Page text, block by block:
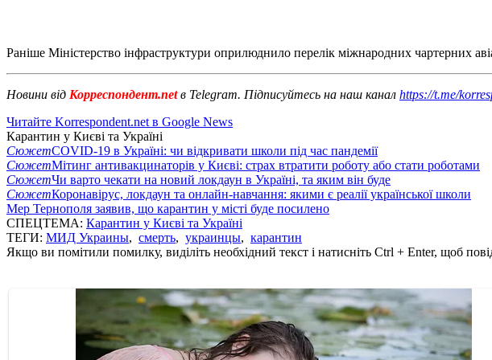
Раніше Міністерство інфраструктури оприлюднило перелік міжнародних чартерних
Новини від Корреспондент.netв Telegram. Підписуйтесь на наш канал https://t.me/
Читайте Korrespondent.net в Google News
Карантин у Києві та Україні
СюжетCOVID-19 в Україні: чи відкривати школи під час пандемії
СюжетМітинг антивакцинаторів у Києві: страх втратити роботу або стати роботами
СюжетЧи варто чекати на новий локдаун в Україні, та яким він буде
СюжетКоронавірус, локдаун та онлайн-навчання: якими є реалії української школи
Мер Тернополя заявив, що карантин у місті буде посилено
СПЕЦТЕМА: Карантин у Києві та Україні
ТЕГИ: МИД Украины, смерть, украинцы, карантин
Якщо ви помітили помилку, виділіть необхідний текст і натисніть Ctrl + Enter, щоб